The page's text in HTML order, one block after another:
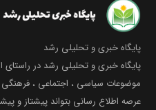
پایگاه خبری و تحلیلی رشد
پایگاه خبری و تحلیلی رشد در راستای
موضوعات سیاسی ، اجتماعی ،
عرصه اطلاع رسانی بتواند پیشتاز و